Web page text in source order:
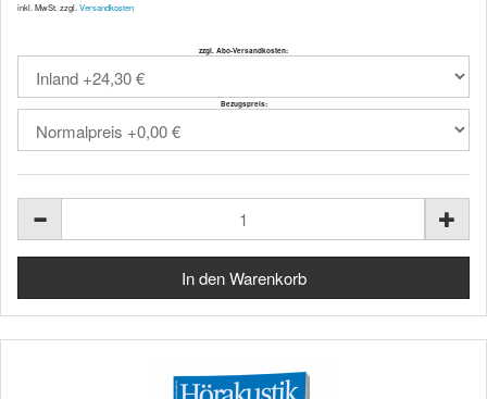
inkl. MwSt. zzgl. Versandkosten
zzgl. Abo-Versandkosten:
Bezugspreis: